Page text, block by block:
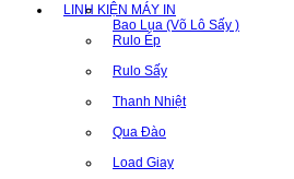
LINH KIỆN MÁY IN
Bao Lụa (Võ Lô Sấy )
Rulo Ép
Rulo Sấy
Thanh Nhiệt
Qua Đào
Load Giay